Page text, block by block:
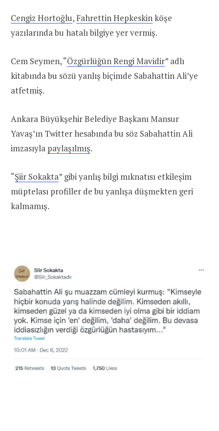
Cengiz Hortoğlu, Fahrettin Hepkeskinköşe
yazılarında bu hatalı bilgiye yer vermiş.
Cem Seymen, “Özgürlüğün Rengi Mavidir” adlı
kitabında bu sözü yanlış biçimde Sabahattin Ali’ye
atfetmiş.
Ankara Büyükşehir Belediye Başkanı Mansur
Yavaş’ın Twitter hesabında bu söz Sabahattin Ali
imzasıyla paylaşılmış.
“Şiir Sokakta” gibi yanlış bilgi mıknatısı etkileşim
müptelası profiller de bu yanlışa düşmekten geri
kalmamış.